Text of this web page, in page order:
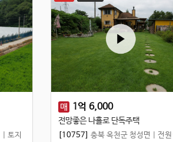
토지
매 1억 6,000
전망좋은 나홀로 단독주택
[10757] 충북 옥천군 청성면 전원주택